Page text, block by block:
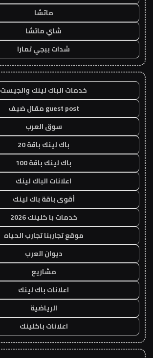
ماتشا
شاي ماتشا
شدات ببجي تمارا
خدمات الباك لينك والجيست
guest post مقال ضيف
سوق العرب
باك لينك باقة 20
باك لينك باقة 100
اعلانات الباك لينك
أقوى باقة باك لينك
خدمات با كلينك 2026
موقع تجاربنا تجارب الحياه
ديوان العرب
مشاريع
اعلانات باك لينك
الرياضية
اعلانات باكلينك